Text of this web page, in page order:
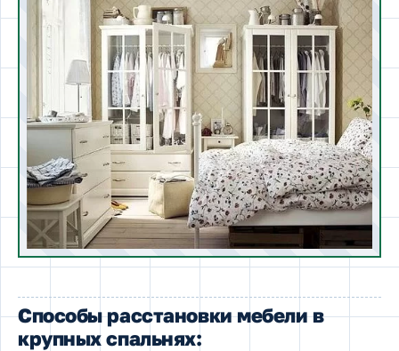
Способы расстановки мебели в
крупных спальнях: